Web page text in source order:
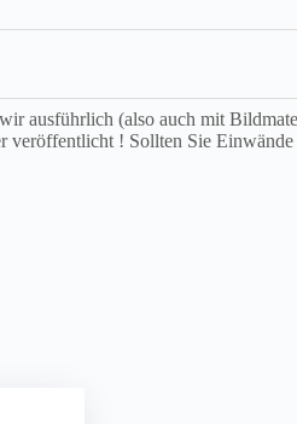
ausführlich (also auch mit
! Sollten Sie